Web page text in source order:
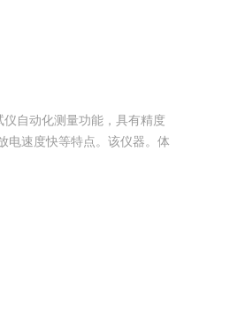
自动化测量功能，具有精度
电速度快等特点。该仪器。体